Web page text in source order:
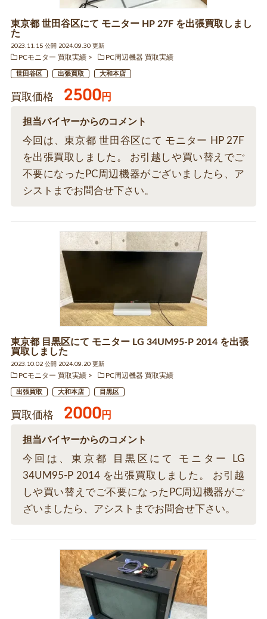
東京都 世田谷区にて モニター HP 27F を出張買取しまし
た
2023.11.15 公開 2024.09.30 更新
PCモニター 買取実績
PC周辺機器 買取実績
世田谷区 出張買取 大和本店
買取価格 2500円
担当バイヤーからのコメント
今回は、東京都 世田谷区にて モニター HP 27F
を出張買取しました。 お引越しや買い替えでご
不要になったPC周辺機器がございましたら、ア
シストまでお問合せ下さい。
東京都 目黒区にて モニター LG 34UM95-P 2014 を出張
買取しました
2023.10.02 公開 2024.09.20 更新
PCモニター 買取実績
PC周辺機器 買取実績
出張買取 大和本店 目黒区
買取価格 2000円
担当バイヤーからのコメント
今回は、東京都 目黒区にて モニター LG
34UM95-P 2014 を出張買取しました。 お引越
しや買い替えでご不要になったPC周辺機器がご
ざいましたら、アシストまでお問合せ下さい。